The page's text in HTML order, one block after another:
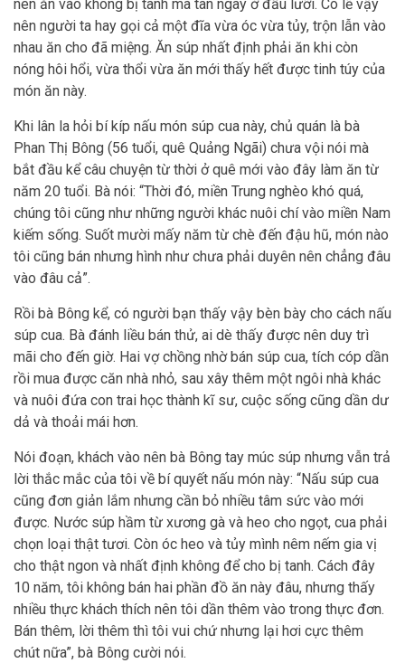
nên ăn vào không bị tanh mà tan ngay ở đầu lưỡi. Có lẽ vậy
nên người ta hay gọi cả một đĩa vừa óc vừa tủy, trộn lẫn vào
nhau ăn cho đã miệng. Ăn súp nhất định phải ăn khi còn
nóng hôi hổi, vừa thổi vừa ăn mới thấy hết được tinh túy của
món ăn này.
Khi lân la hỏi bí kíp nấu món súp cua này, chủ quán là bà
Phan Thị Bông (56 tuổi, quê Quảng Ngãi) chưa vội nói mà
bắt đầu kể câu chuyện từ thời ở quê mới vào đây làm ăn từ
năm 20 tuổi. Bà nói: “Thời đó, miền Trung nghèo khó quá,
chúng tôi cũng như những người khác nuôi chí vào miền Nam
kiếm sống. Suốt mười mấy năm từ chè đến đậu hũ, món nào
tôi cũng bán nhưng hình như chưa phải duyên nên chẳng đâu
vào đâu cả”.
Rồi bà Bông kể, có người bạn thấy vậy bèn bày cho cách nấu
súp cua. Bà đánh liều bán thử, ai dè thấy được nên duy trì
mãi cho đến giờ. Hai vợ chồng nhờ bán súp cua, tích cóp dần
rồi mua được căn nhà nhỏ, sau xây thêm một ngôi nhà khác
và nuôi đứa con trai học thành kĩ sư, cuộc sống cũng dần dư
dả và thoải mái hơn.
Nói đoạn, khách vào nên bà Bông tay múc súp nhưng vẫn trả
lời thắc mắc của tôi về bí quyết nấu món này: “Nấu súp cua
cũng đơn giản lắm nhưng cần bỏ nhiều tâm sức vào mới
được. Nước súp hầm từ xương gà và heo cho ngọt, cua phải
chọn loại thật tươi. Còn óc heo và tủy mình nêm nếm gia vị
cho thật ngon và nhất định không để cho bị tanh. Cách đây
10 năm, tôi không bán hai phần đồ ăn này đâu, nhưng thấy
nhiều thực khách thích nên tôi dần thêm vào trong thực đơn.
Bán thêm, lời thêm thì tôi vui chứ nhưng lại hơi cực thêm
chút nữa”, bà Bông cười nói.